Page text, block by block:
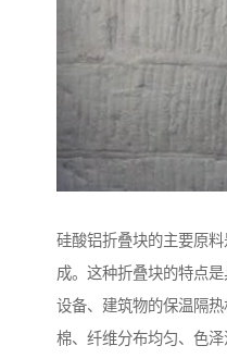
硅酸铝折叠块的主要原
成。这种折叠块的特点
设备、建筑物的保温隔
棉、纤维分布均匀、色